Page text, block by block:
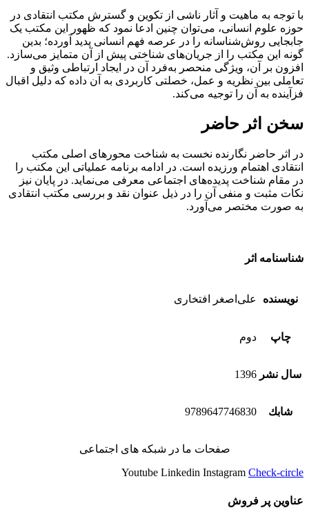
با توجه به ماهیت و آثار ناشی از تکوین و گسترش مکتب انتقادی در
حوزه علوم انسانی، می‌توان چنین ادعا نمود که ظهور این مکتب یک
جابجایی روش‌شناسانه را در عرصه فهم انسانی پدید آورده؛ بدین
گونه این مکتب را از جریان‌های شناختی پیش از آن متمایز می‌سازد.
افزون بر آن، ویژگی منحصر به‌فرد آن در ایجاد ارتباطی وثیق و
تعاملی بین نظریه و عمل، خصلتی کاربردی به آن داده که دلیل اقبال
فزآینده به آن را توجیه می‌کند.
سخن اثر حاضر
در اثر حاضر نگارنده نخست به شناخت محورهای اصلی مکتب
انتقادی اهتمام ورزیده است. در ادامه برنامه عملیاتی این مکتب را
در مقام شناخت پدیده‌های اجتماعی معرفی می‌نماید. در پایان نیز
نکات مثبت و منفی آن را در ذیل عنوان نقد و بررسی مکتب انتقادی
به صورت مختصر می‌آورد.
شناسنامه اثر
نویسنده علی‌اصغر افتخاری
چاپ دوم
سال نشر 1396
شابك 9789647746830
صفحات ما در شبکه های اجتماعی
Youtube Linkedin Instagram Check-circle
عناوین پر فروش